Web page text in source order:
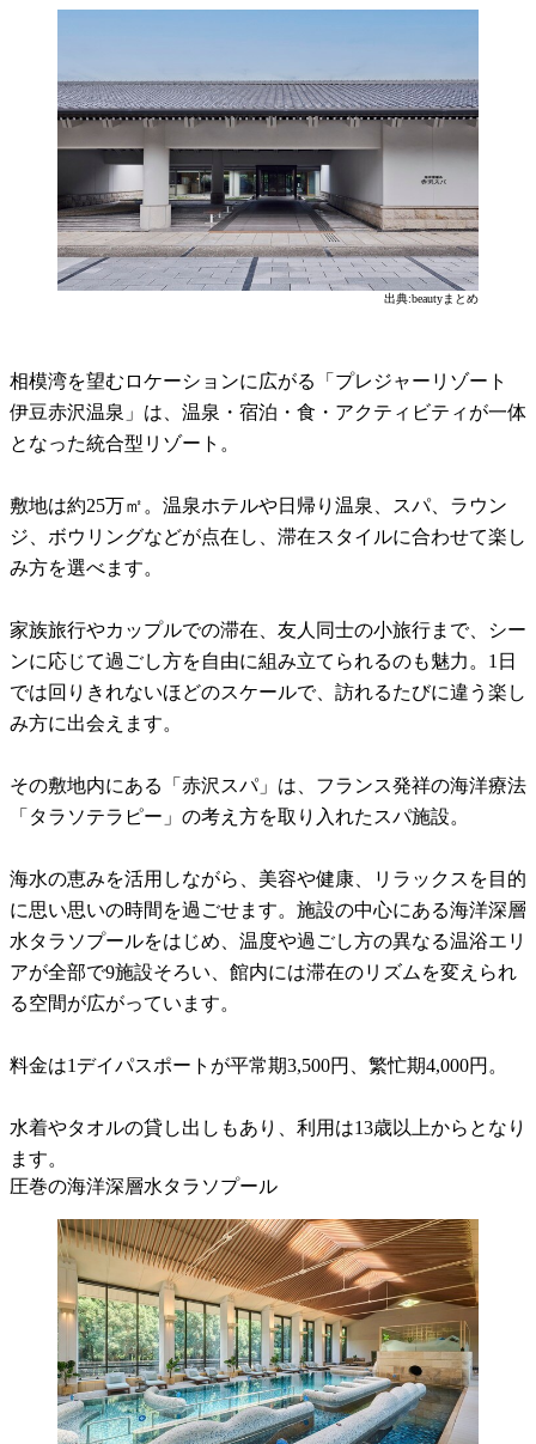
出典:beautyまとめ
相模湾を望むロケーションに広がる「プレジャーリゾート
伊豆赤沢温泉」は、温泉・宿泊・食・アクティビティが一体
となった統合型リゾート。
敷地は約25万㎡。温泉ホテルや日帰り温泉、スパ、ラウン
ジ、ボウリングなどが点在し、滞在スタイルに合わせて楽し
み方を選べます。
家族旅行やカップルでの滞在、友人同士の小旅行まで、シー
ンに応じて過ごし方を自由に組み立てられるのも魅力。1日
では回りきれないほどのスケールで、訪れるたびに違う楽し
み方に出会えます。
その敷地内にある「赤沢スパ」は、フランス発祥の海洋療法
「タラソテラピー」の考え方を取り入れたスパ施設。
海水の恵みを活用しながら、美容や健康、リラックスを目的
に思い思いの時間を過ごせます。施設の中心にある海洋深層
水タラソプールをはじめ、温度や過ごし方の異なる温浴エリ
アが全部で9施設そろい、館内には滞在のリズムを変えられ
る空間が広がっています。
料金は1デイパスポートが平常期3,500円、繁忙期4,000円。
水着やタオルの貸し出しもあり、利用は13歳以上からとなり
ます。
圧巻の海洋深層水タラソプール